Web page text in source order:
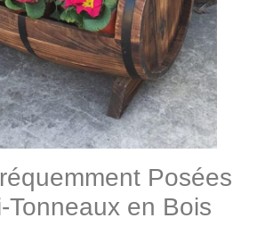
Posées
Tonneaux en Bois